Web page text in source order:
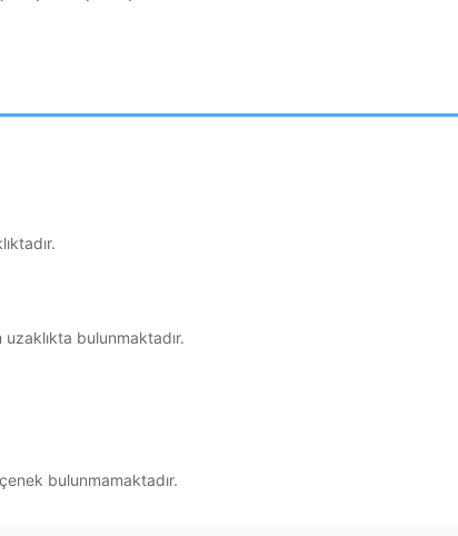
bulunmaktadır.
bulunmamaktadır.